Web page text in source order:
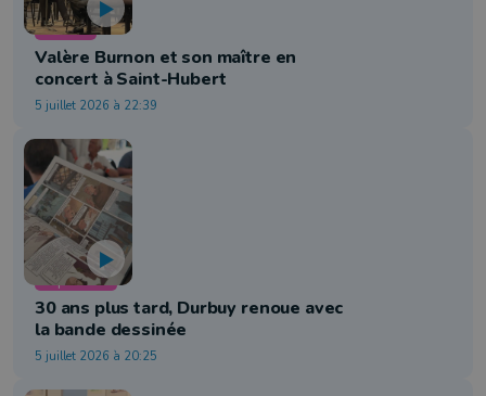
Culture
Valère Burnon et son maître en
concert à Saint-Hubert
5 juillet 2026 à 22:39
Exposition
30 ans plus tard, Durbuy renoue avec
la bande dessinée
5 juillet 2026 à 20:25